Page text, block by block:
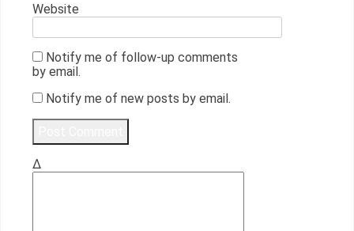
Website
Notify me of follow-up comments
by email.
Notify me of new posts by email.
Δ